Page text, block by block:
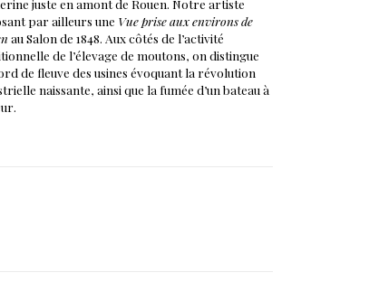
juste en amont de Rouen. Notre artiste
par ailleurs une Vue prise aux environs de
au Salon de 1848. Aux côtés de l’activité
de l’élevage de moutons, on distingue
de fleuve des usines évoquant la révolution
naissante, ainsi que la fumée d’un bateau à